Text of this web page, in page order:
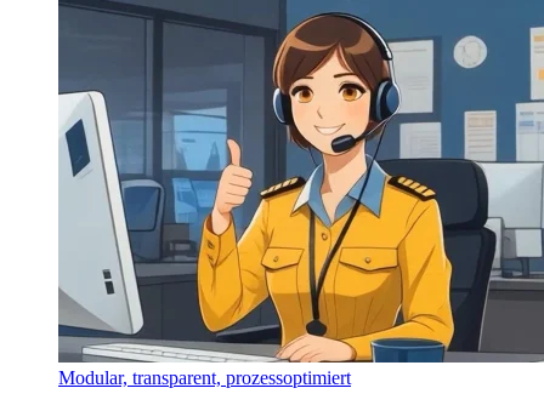
Modular, transparent, prozessoptimiert